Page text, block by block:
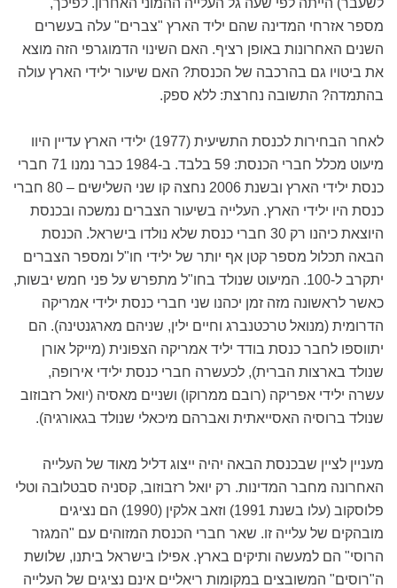
מספר אזרחי המדינה שהם יליד הארץ "צברים" עלה בעשרים
השנים האחרונות באופן רציף. האם השינוי הדמוגרפי הזה מוצא
את ביטויו גם בהרכבה של הכנסת? האם שיעור ילידי הארץ עולה
בהתמדה? התשובה נחרצת: ללא ספק.
לאחר הבחירות לכנסת התשיעית (1977) ילידי הארץ עדיין היוו
מיעוט מכלל חברי הכנסת: 59 בלבד. ב-1984 כבר נמנו 71 חברי
כנסת ילידי הארץ ובשנת 2006 נחצה קו שני השלישים – 80 חברי
כנסת היו ילידי הארץ. העלייה בשיעור הצברים נמשכה ובכנסת
היוצאת כיהנו רק 30 חברי כנסת שלא נולדו בישראל. הכנסת
הבאה תכלול מספר קטן אף יותר של ילידי חו"ל ומספר הצברים
יתקרב ל-100. המיעוט שנולד בחו"ל מתפרש על פני חמש יבשות,
כאשר לראשונה מזה זמן יכהנו שני חברי כנסת ילידי אמריקה
הדרומית (מנואל טרכטנברג וחיים ילין, שניהם מארגנטינה). הם
יתווספו לחבר כנסת בודד יליד אמריקה הצפונית (מייקל אורן
שנולד בארצות הברית), לכעשרה חברי כנסת ילידי אירופה,
עשרה ילידי אפריקה (רובם ממרוקו) ושניים מאסיה (יואל רזבוזוב
שנולד ברוסיה האסייאתית ואברהם מיכאלי שנולד בגאורגיה).
מעניין לציין שבכנסת הבאה יהיה ייצוג דליל מאוד של העלייה
האחרונה מחבר המדינות. רק יואל רזבוזוב, קסניה סבטלובה וטלי
פלוסקוב (עלו בשנת 1991) וזאב אלקין (1990) הם נציגים
מובהקים של עלייה זו. שאר חברי הכנסת המזוהים עם "המגזר
הרוסי" הם למעשה ותיקים בארץ. אפילו בישראל ביתנו, שלושת
ה"רוסים" המשובצים במקומות ריאליים אינם נציגים של העלייה